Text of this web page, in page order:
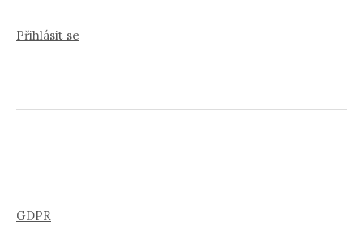
Přihlásit se
GDPR